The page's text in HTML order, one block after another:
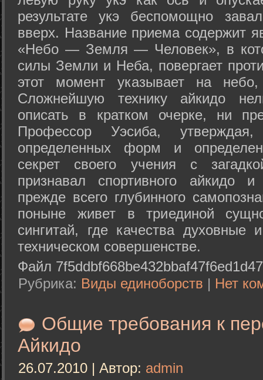
результате укэ беспомощно
вверх. Название приема содержит
«Небо — Земля — Человек», в
силы Земли и Неба, повергает
этот момент указывает на
Сложнейшую технику айкидо
описать в кратком очерке, ни
Профессор Уэсиба,
определенных форм и
секрет своего учения с
признавал спортивного айкидо
прежде всего глубинного
поныне живет в триединой
сингитай, где качества духовные
техническом совершенстве.
Файл
Рубрика: Виды единоборств | Нет
Общие требования к
Айкидо
26.07.2010 | Автор: admin